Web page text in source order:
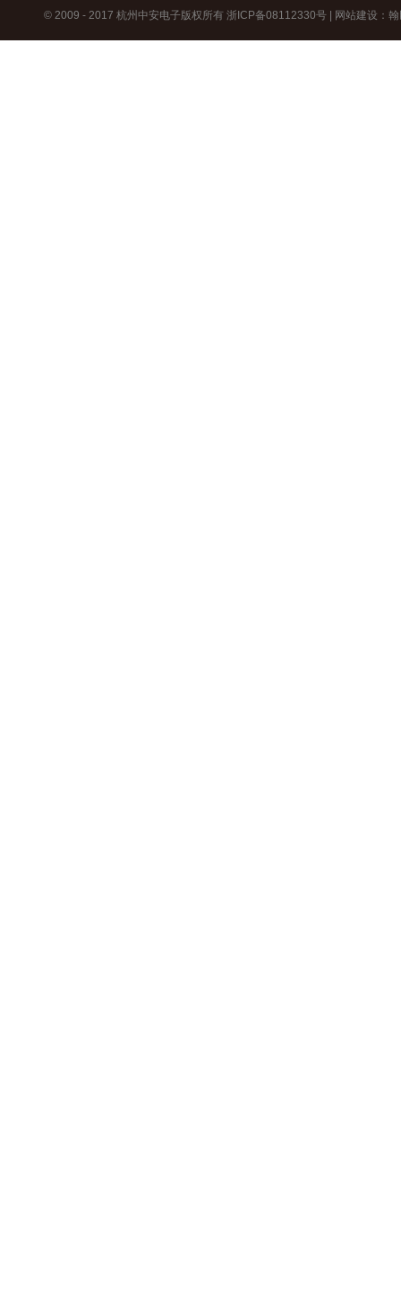
© 2009 - 2017 杭州中安电子版权所有 浙ICP备08112330号 网站建设 ：